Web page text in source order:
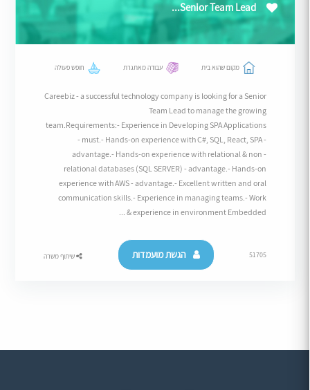
Senior Team Lead...
מקום שהוא בית עבודה מאתגרת חופש פעולה
Careebiz - a successful technology company is looking for a Senior
Team Lead to manage the growing
team.Requirements:- Experience in Developing SPA Applications
- must.- Hands-on experience with C#, SQL, React, SPA -
advantage.- Hands-on experience with relational & non -
relational databases (SQL SERVER) - advantage.- Hands-on
experience with AWS - advantage.- Excellent written and oral
communication skills.- Experience in managing teams.- Work
experience in environment Embedded & ...
51705 הגשת מועמדות שיתוף משרה